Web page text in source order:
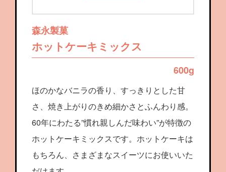
森永製菓
ホットケーキミックス
600g
ほのかなバニラの香り、すっきりとした甘
さ、焼き上がりのきめ細かさとふんわり感。
60年にわたる”慣れ親しんだ味わい”が特徴の
ホットケーキミックスです。ホットケーキは
もちろん、さまざまなスイーツにお使いいた